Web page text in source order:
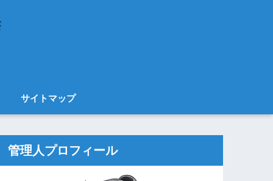
サイトマップ
管理人プロフィール